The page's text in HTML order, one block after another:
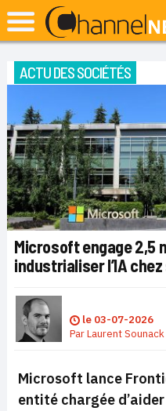
ACTU DES SOCIÉTÉS
Microsoft engage 2,5
industrialiser l’IA
le 03-07-2026
ParLaurent Sounack
Microsoft lance
entité chargée